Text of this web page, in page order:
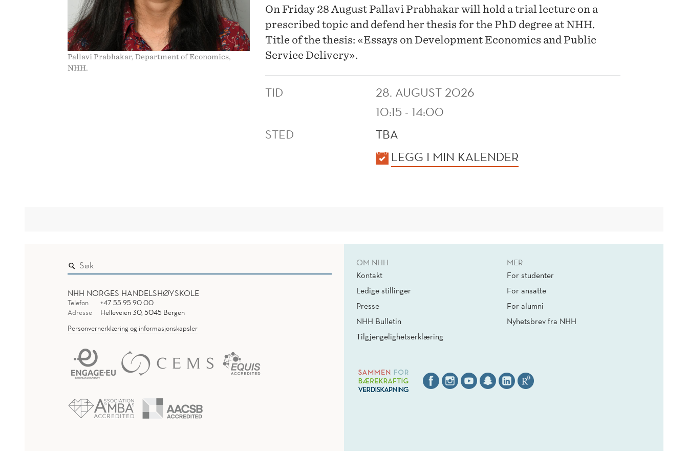
Pallavi Prabhakar, Department of Economics,
NHH.
On Friday 28 August Pallavi Prabhakar will hold a trial lecture on a
prescribed topic and defend her thesis for the PhD degree at NHH.
Title of the thesis: «Essays on Development Economics and Public
Service Delivery».
TID
28. AUGUST 2026
10:15 - 14:00
STED
TBA
LEGG I MIN KALENDER
NHH NORGES HANDELSHØYSKOLE
Telefon
+47 55 95 90 00
Adresse
Helleveien 30, 5045 Bergen
Personvernerklæring og informasjonskapsler
OM NHH
Kontakt
Ledige stillinger
Presse
NHH Bulletin
Tilgjengelighetserklæring
MER
For studenter
For ansatte
For alumni
Nyhetsbrev fra NHH